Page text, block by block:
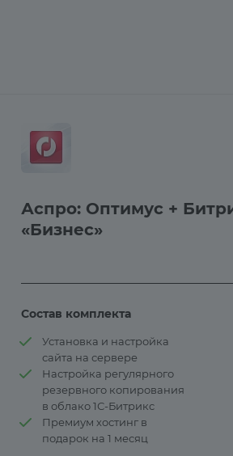
Аспро: Оптимус +
«Бизнес»
Состав комплекта
Установка и настройка
сайта на сервере
Настройка регулярного
резервного копирования
в облако 1С-Битрикс
Премиум хостинг в
подарок на 1 месяц